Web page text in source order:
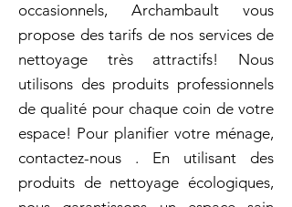
occasionnels, Archambault vous
propose des tarifs de nos services de
nettoyage très attractifs! Nous
utilisons des produits professionnels
de qualité pour chaque coin de votre
espace! Pour planifier votre ménage,
contactez-nous . En utilisant des
produits de nettoyage écologiques,